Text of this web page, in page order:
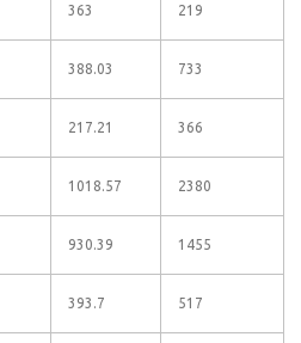
363 219
388.03 733
217.21 366
1018.57 2380
930.39 1455
393.7 517